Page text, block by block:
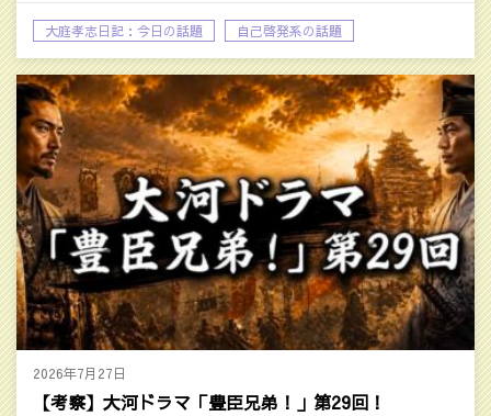
大庭孝志日記：今日の話題 自己啓発系の話題
2026年7月27日
【考察】大河ドラマ「豊臣兄弟！」第29回！